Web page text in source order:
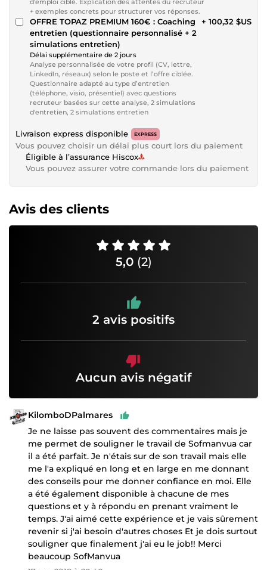
d'emploi ciblé. Explication des attentes du recruteur
+ exemples concrets pour structurer vos réponses.
OFFRE TOPAZ PREMIUM 160€ : Coaching
entretien (questionnaire personnalisé + 2
simulations entretien)
Délai supplémentaire de 2 jours
Analyse personnalisée de votre profil (CV, lettre,
LinkedIn, réseaux) selon le poste et l’offre ciblée.
Questionnaire adapté au type d’entretien
(téléphone, visio, présentiel) avec questions
recruteur basées sur cette analyse, 2 simulations
d'entretien, 2 simulations entretien
+ 100,32 $US
Livraison express disponible EXPRESS
Vous pouvez choisir un délai plus court lors du paiement
Éligible à l’assurance Hiscox
Vous pouvez assurer votre commande lors du paiement
Avis des clients
5,0 (2)
2 avis positifs
Aucun avis négatif
KilomboDPalmares
Je ne laisse pas souvent des commentaires mais je
me permet de souligner le travail de Sofmanvua car
il a été parfait. Je n'étais sur de son travail mais elle
me l'a expliqué en long et en large en me donnant
des conseils pour me donner confiance en moi. Elle
a été également disponible à chacune de mes
questions et y à répondu en prenant vraiment le
temps. J'ai aimé cette expérience et je vais sûrement
revenir si j'ai besoin d'autres choses Et je dois surtout
souligner que finalement j'ai eu le job!! Merci
beaucoup SofManvua